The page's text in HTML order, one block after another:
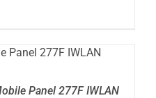
Panel 277F IWLAN